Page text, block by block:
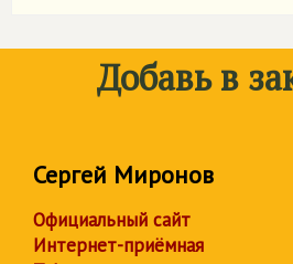
Добавь в
Сергей Миронов
Официальный сайт
Интернет-приёмная